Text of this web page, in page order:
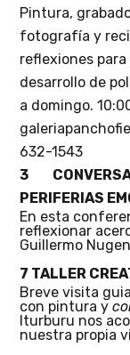
Pintura,
fotografía y
reflexiones
desarrollo de
a domingo.
632-1543
3
PERIFERIAS
En esta
reflexionar
Guillermo
7 TALLER
Breve visita
con pintura y
Iturburu nos
nuestra propia